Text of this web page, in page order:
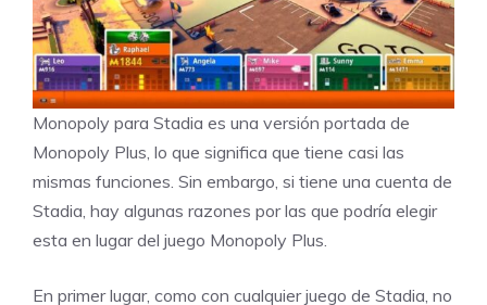
Monopoly para Stadia es una versión portada de
Monopoly Plus, lo que significa que tiene casi las
mismas funciones. Sin embargo, si tiene una cuenta de
Stadia, hay algunas razones por las que podría elegir
esta en lugar del juego Monopoly Plus.
En primer lugar, como con cualquier juego de Stadia, no